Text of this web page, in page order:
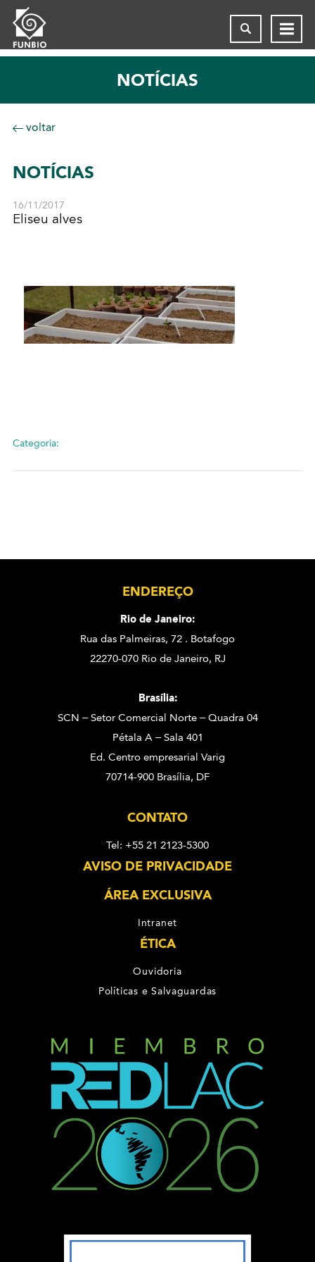
NOTÍCIAS
voltar
NOTÍCIAS
16/11/2017
Eliseu alves
Categoria:
ENDEREÇO
Rio de Janeiro:
Rua das Palmeiras, 72 . Botafogo
22270-070 Rio de Janeiro, RJ
Brasília:
SCN – Setor Comercial Norte – Quadra 04
Pétala A – Sala 401
Ed. Centro empresarial Varig
70714-900 Brasília, DF
CONTATO
Tel: +55 21 2123-5300
AVISO DE PRIVACIDADE
ÁREA EXCLUSIVA
Intranet
ÉTICA
Ouvidoria
Políticas e Salvaguardas